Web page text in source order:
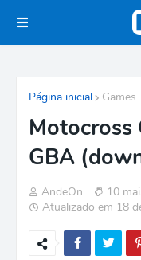
Página inicial Games
Motocross
GBA
AndeOn
10
Atualizado em 18